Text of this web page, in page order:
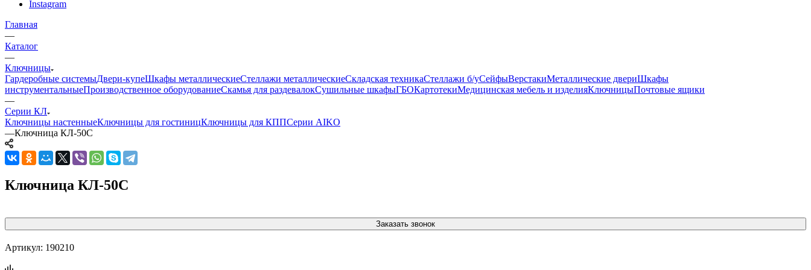
Instagram
Главная
—
Каталог
—
Ключницы
Гардеробные системыДвери-купеШкафы металлическиеСтеллажи металлическиеСкладская техникаСтеллажи б/уСейфыВерстакиМеталлические двериШкафы
инструментальныеПроизводственное оборудованиеСкамья для раздевалокСушильные шкафыГБОКартотекиМедицинская мебель и изделияКлючницыПочтовые ящики
—
Серии КЛ
Ключницы настенныеКлючницы для гостиницКлючницы для КППСерии AIKO
—Ключница КЛ-50C
Ключница КЛ-50C
Заказать звонок
Артикул: 190210